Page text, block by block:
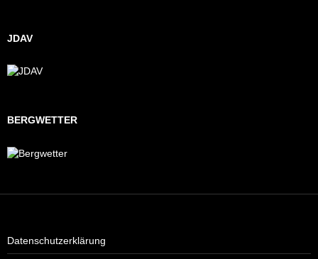
JDAV
BERGWETTER
Datenschutzerklärung